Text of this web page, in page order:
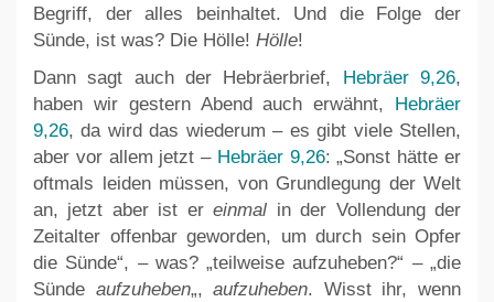
Begriff, der alles beinhaltet. Und die Folge der
Sünde, ist was? Die Hölle! Hölle!
Dann sagt auch der Hebräerbrief, Hebräer 9,26,
haben wir gestern Abend auch erwähnt, Hebräer
9,26, da wird das wiederum – es gibt viele Stellen,
aber vor allem jetzt – Hebräer 9,26: „Sonst hätte er
oftmals leiden müssen, von Grundlegung der Welt
an, jetzt aber ist ereinmal in der Vollendung der
Zeitalter offenbar geworden, um durch sein Opfer
die Sünde“, – was? „teilweise aufzuheben?“ – „die
Sünde aufzuheben„,aufzuheben. Wisst ihr, wenn